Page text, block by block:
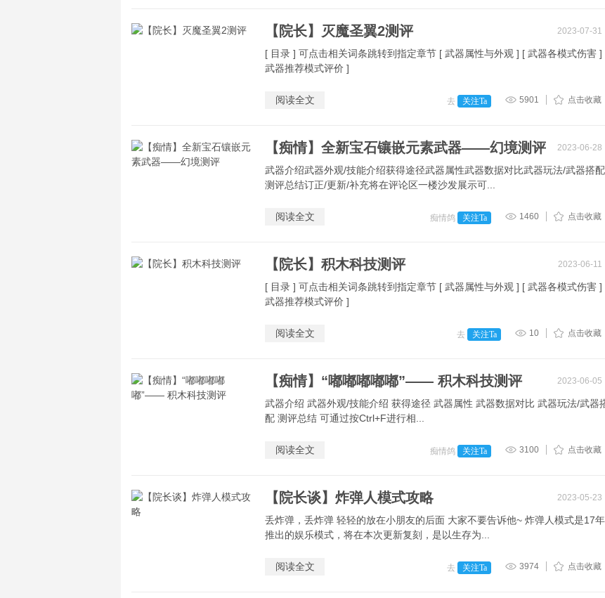
【院长】灭魔圣翼2测评 2023-07-31
[ 目录 ] 可点击相关词条跳转到指定章节 [ 武器属性与外观 ] [ 武器各模式伤害 ]
武器推荐模式评价 ]
阅读全文 点击收藏
5901
去 关注Ta
【痴情】全新宝石镶嵌元素武器——幻境测评 2023-06-28
武器介绍武器外观/技能介绍获得途径武器属性武器数据对比武器玩法/武器搭配
测评总结订正/更新/补充将在评论区一楼沙发展示可...
阅读全文 点击收藏
1460
痴情鸽 关注Ta
【院长】积木科技测评 2023-06-11
[ 目录 ] 可点击相关词条跳转到指定章节 [ 武器属性与外观 ] [ 武器各模式伤害 ]
武器推荐模式评价 ]
阅读全文 点击收藏
10
去 关注Ta
【痴情】“嘟嘟嘟嘟嘟”—— 积木科技测评 2023-06-05
武器介绍 武器外观/技能介绍 获得途径 武器属性 武器数据对比 武器玩法/武器
配 测评总结 可通过按Ctrl+F进行相...
阅读全文 点击收藏
3100
痴情鸽 关注Ta
【院长谈】炸弹人模式攻略 2023-05-23
丢炸弹，丢炸弹 轻轻的放在小朋友的后面 大家不要告诉他~ 炸弹人模式是17年
推出的娱乐模式，将在本次更新复刻，是以生存为...
阅读全文 点击收藏
3974
去 关注Ta